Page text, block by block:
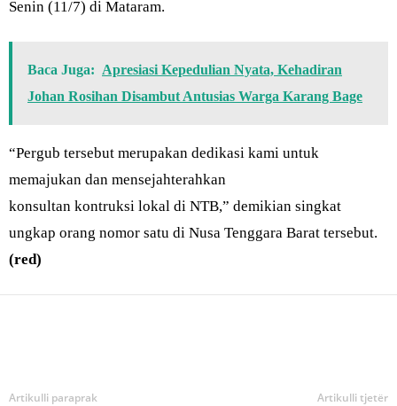
Senin (11/7) di Mataram.
Baca Juga: Apresiasi Kepedulian Nyata, Kehadiran
Johan Rosihan Disambut Antusias Warga Karang Bage
“Pergub tersebut merupakan dedikasi kami untuk
memajukan dan mensejahterahkan
konsultan kontruksi lokal di NTB,” demikian singkat
ungkap orang nomor satu di Nusa Tenggara Barat tersebut.
(red)
Artikulli paraprak Artikulli tjetër